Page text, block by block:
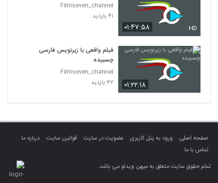
۰۱:۴۷:۵۸ HD
Filmseven_channel
۴۱ بازدید
۰۱:۲۲:۱۸
فیلم واقعی با زیرنویس فارسی
چسبیده
Filmseven_channel
۳۲ بازدید
صفحه اصلی ورود به پنل کاربری عضویت در سایت قوانین سایت
درباره ما
تماس با ما
تمام حقوق سایت متعلق به میهن ویدئو می باشد.